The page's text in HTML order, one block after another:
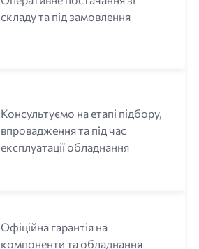
складу та під замовлення
Консультуємо на етапі підбору,
впровадження та під час
експлуатації обладнання
Офіційна гарантія на
компоненти та обладнання